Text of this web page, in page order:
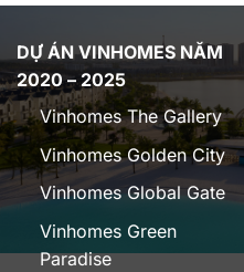
DỰ ÁN VINHOMES NĂM
2020 – 2025
Vinhomes The Gallery
Vinhomes Golden City
Vinhomes Global Gate
Vinhomes Green
Paradise